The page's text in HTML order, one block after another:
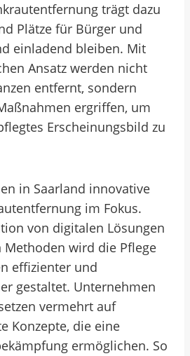
trägt dazu
Plätze für Bürger und
einladend bleiben. Mit
Ansatz werden nicht
entfernt, sondern
ergriffen, um
Erscheinungsbild zu
in Saarland innovative
im Fokus.
von digitalen Lösungen
wird die Pflege
effizienter und
gestaltet. Unternehmen
vermehrt auf
Konzepte, die eine
ermöglichen. So